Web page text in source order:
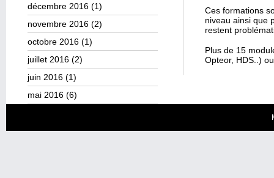
décembre 2016 (1)
novembre 2016 (2)
octobre 2016 (1)
juillet 2016 (2)
juin 2016 (1)
mai 2016 (6)
Ces formations
niveau ainsi que
restent
Plus de 15
Opteor, HDS..)